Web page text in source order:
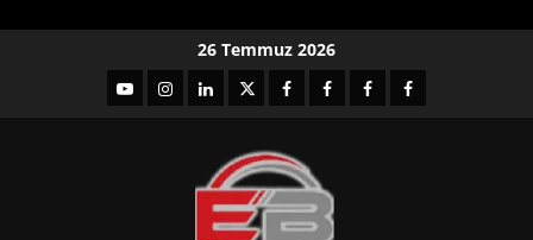
26 Temmuz 2026
YouTubeInstagram
LinkedIntwitterfacebook-Facebook-
Facebook-Facebook-